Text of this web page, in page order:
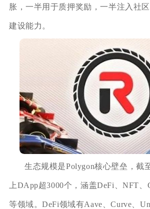
胀，一半用于质押奖励，一半注入社
建设能力。
生态规模是Polygon核心壁垒，截
上DApp超3000个，涵盖DeFi、NFT、
等领域。DeFi领域有Aave、Curve、